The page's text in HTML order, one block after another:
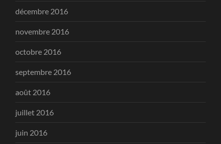
décembre 2016
novembre 2016
octobre 2016
septembre 2016
août 2016
juillet 2016
juin 2016